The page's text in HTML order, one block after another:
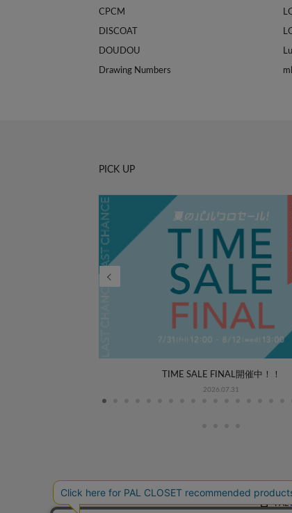
CPCM
DISCOAT
DOUDOU
Drawing Numbers
PICK UP
TIME SALE FINAL開催中！！
2026.07.31
PAL